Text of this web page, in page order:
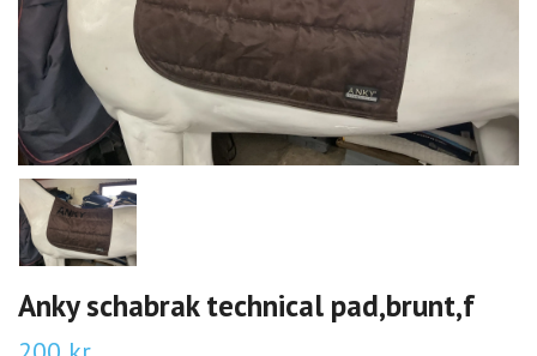
Anky schabrak technical pad,brunt,f